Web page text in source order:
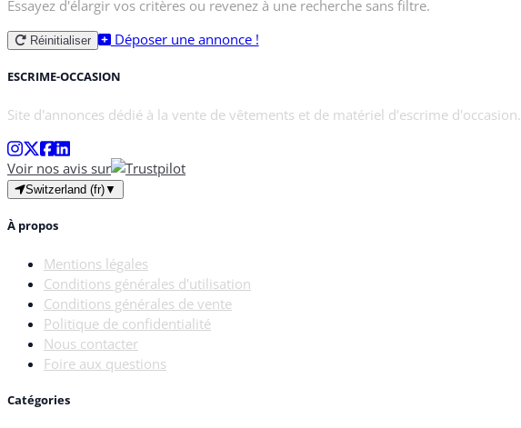
Essayez d'élargir vos critères ou revenez à une recherche sans filtre.
Réinitialiser Déposer une annonce !
ESCRIME-OCCASION
Site d'annonces dédié à la vente de vêtements et de matériel d'escrime d'occasion.
Voir nos avis sur
Switzerland (fr)▼
À propos
Mentions légales
Conditions générales d'utilisation
Conditions générales de vente
Politique de confidentialité
Nous contacter
Foire aux questions
Catégories